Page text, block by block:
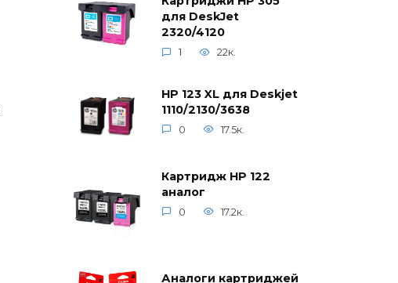
для DeskJet
2320/4120
1 22к.
HP 123 XL для Deskjet
1110/2130/3638
0 17.5к.
Картридж HP 122
аналог
0 17.2к.
Аналоги картриджей